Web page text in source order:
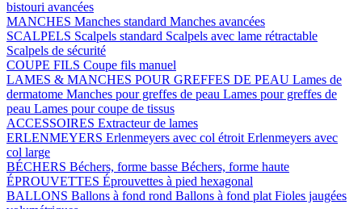
bistouri avancées
MANCHES Manches standard Manches avancées
SCALPELS Scalpels standard Scalpels avec lame rétractable
Scalpels de sécurité
COUPE FILS Coupe fils manuel
LAMES & MANCHES POUR GREFFES DE PEAU Lames de
dermatome Manches pour greffes de peau Lames pour greffes de
peau Lames pour coupe de tissus
ACCESSOIRES Extracteur de lames
ERLENMEYERS Erlenmeyers avec col étroit Erlenmeyers avec
col large
BÉCHERS Béchers, forme basse Béchers, forme haute
ÉPROUVETTES Éprouvettes à pied hexagonal
BALLONS Ballons à fond rond Ballons à fond plat Fioles jaugées